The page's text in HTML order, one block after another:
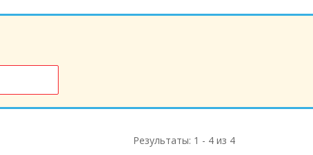
Результаты: 1 - 4 из 4